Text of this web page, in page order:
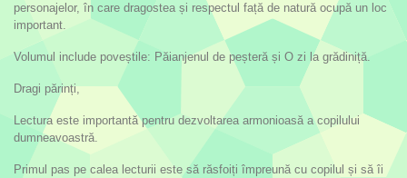
personajelor, în care dragostea și respectul față de natură ocupă un loc
important.
Volumul include poveștile: Păianjenul de peșteră și O zi la grădiniță.
Dragi părinți,
Lectura este importantă pentru dezvoltarea armonioasă a copilului
dumneavoastră.
Primul pas pe calea lecturii este să răsfoiți împreună cu copilul și să îi